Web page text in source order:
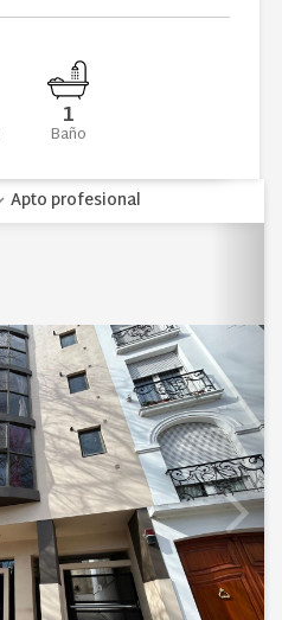
1
Baño
Apto profesional